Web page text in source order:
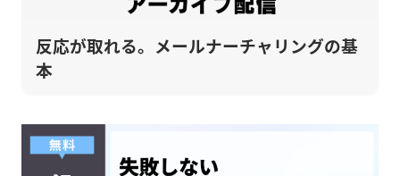
反応が取れる。メールナーチャリングの基
本